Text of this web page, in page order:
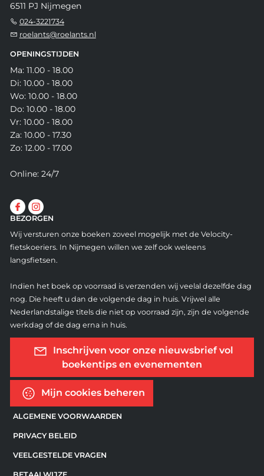
6511 PJ Nijmegen
024-3221734
roelants@roelants.nl
OPENINGSTIJDEN
Ma: 11.00 - 18.00
Di: 10.00 - 18.00
Wo: 10.00 - 18.00
Do: 10.00 - 18.00
Vr: 10.00 - 18.00
Za: 10.00 - 17.30
Zo: 12.00 - 17.00
Online: 24/7
BEZORGEN
Wij versturen onze boeken zoveel mogelijk met de Velocity-
fietskoeriers. In Nijmegen willen we zelf ook weleens
langsfietsen.
Indien het boek op voorraad is verzenden wij veelal dezelfde dag
nog. Die heeft u dan de volgende dag in huis. Vrijwel alle
Nederlandstalige titels die niet op voorraad zijn, zijn de volgende
werkdag of de dag erna in huis.
Inschrijven voor onze nieuwsbrief vol
boekentips en evenementen
Mijn cookies beheren
ALGEMENE VOORWAARDEN
PRIVACY BELEID
VEELGESTELDE VRAGEN